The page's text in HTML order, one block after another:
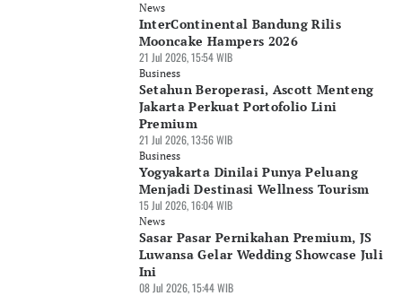
News
InterContinental Bandung Rilis
Mooncake Hampers 2026
21 Jul 2026, 15:54 WIB
Business
Setahun Beroperasi, Ascott Menteng
Jakarta Perkuat Portofolio Lini
Premium
21 Jul 2026, 13:56 WIB
Business
Yogyakarta Dinilai Punya Peluang
Menjadi Destinasi Wellness Tourism
15 Jul 2026, 16:04 WIB
News
Sasar Pasar Pernikahan Premium, JS
Luwansa Gelar Wedding Showcase Juli
Ini
08 Jul 2026, 15:44 WIB